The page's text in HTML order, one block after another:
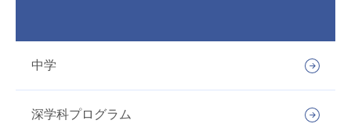
中学
深学科プログラム